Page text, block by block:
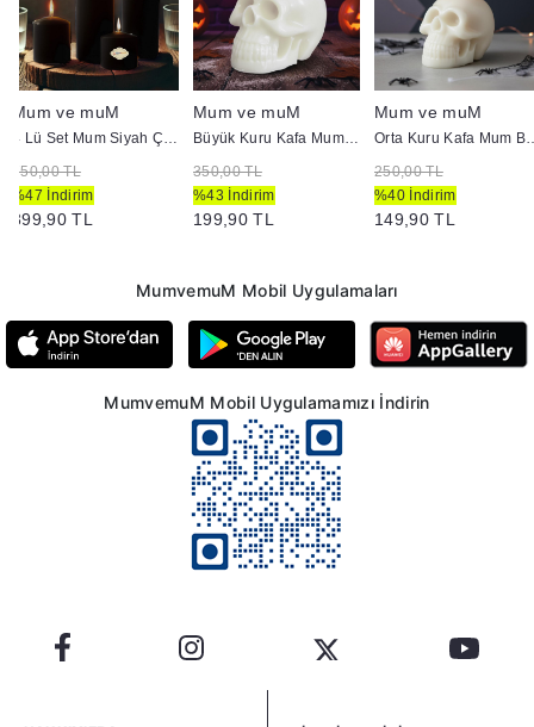
Mum ve muM
4 Lü Set Mum Siyah Çap :5 cm
750,00 TL
%47 İndirim
399,90 TL
Mum ve muM
Büyük Kuru Kafa Mum Beyaz
350,00 TL
%43 İndirim
199,90 TL
Mum ve muM
Orta Kuru
250,00 TL
%40 İndirim
149,90 TL
MumvemuM Mobil Uygulamaları
MumvemuM Mobil Uygulamamızı İndirin